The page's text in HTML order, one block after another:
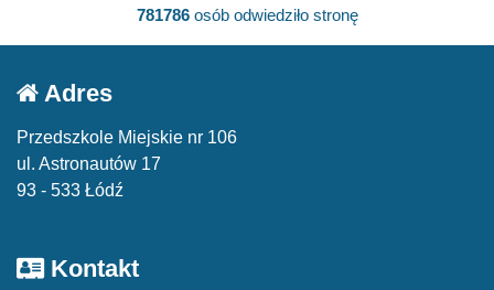
781786osób odwiedziło stronę
Adres
Przedszkole Miejskie nr 106
ul. Astronautów 17
93 - 533 Łódź
Kontakt